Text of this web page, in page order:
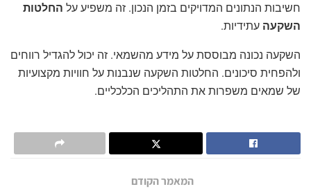
חשיבות הנתונים המדויקים בזמן הנכון. זה משפיע על החלטות
השקעה עתידיות.
השקעה נכונה מבוססת על מידע מהשמאי. זה יכול להגדיל רווחים
ולהפחית סיכונים. החלטות השקעה שנבנות על חוויות מקצועיות
של שמאים משפרות את התהליכים הכלכליים.
המאמר הקודם